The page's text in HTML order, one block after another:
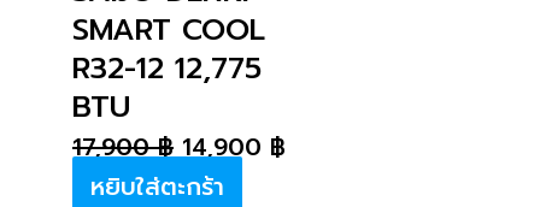
SMART COOL
R32-12 12,775
BTU
17,900฿ 14,900 ฿
หยิบใส่ตะกร้า